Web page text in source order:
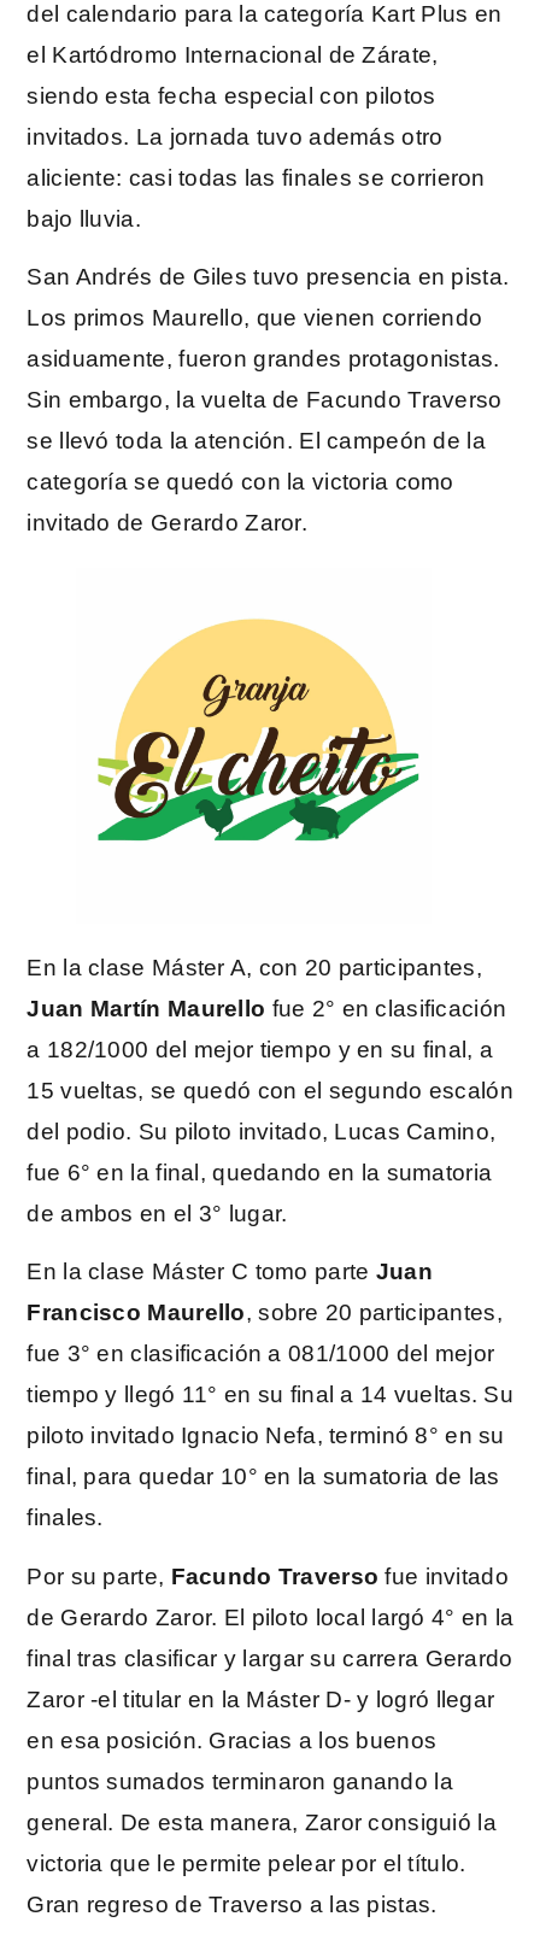
del calendario para la categoría Kart Plus en
el Kartódromo Internacional de Zárate,
siendo esta fecha especial con pilotos
invitados. La jornada tuvo además otro
aliciente: casi todas las finales se corrieron
bajo lluvia.
San Andrés de Giles tuvo presencia en pista.
Los primos Maurello, que vienen corriendo
asiduamente, fueron grandes protagonistas.
Sin embargo, la vuelta de Facundo Traverso
se llevó toda la atención. El campeón de la
categoría se quedó con la victoria como
invitado de Gerardo Zaror.
En la clase Máster A, con 20 participantes,
Juan Martín Maurello fue 2° en clasificación
a 182/1000 del mejor tiempo y en su final, a
15 vueltas, se quedó con el segundo escalón
del podio. Su piloto invitado, Lucas Camino,
fue 6° en la final, quedando en la sumatoria
de ambos en el 3° lugar.
En la clase Máster C tomo parte Juan
Francisco Maurello, sobre 20 participantes,
fue 3° en clasificación a 081/1000 del mejor
tiempo y llegó 11° en su final a 14 vueltas. Su
piloto invitado Ignacio Nefa, terminó 8° en su
final, para quedar 10° en la sumatoria de las
finales.
Por su parte, Facundo Traverso fue invitado
de Gerardo Zaror. El piloto local largó 4° en la
final tras clasificar y largar su carrera Gerardo
Zaror -el titular en la Máster D- y logró llegar
en esa posición. Gracias a los buenos
puntos sumados terminaron ganando la
general. De esta manera, Zaror consiguió la
victoria que le permite pelear por el título.
Gran regreso de Traverso a las pistas.